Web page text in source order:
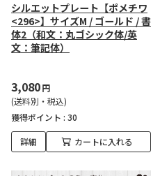
シルエットプレート【ポメチワ
<296>】サイズM / ゴールド / 書
体2（和文：丸ゴシック体/英
文：筆記体）
3,080円
(送料別・税込)
獲得ポイント : 30
詳細 カートに入れる